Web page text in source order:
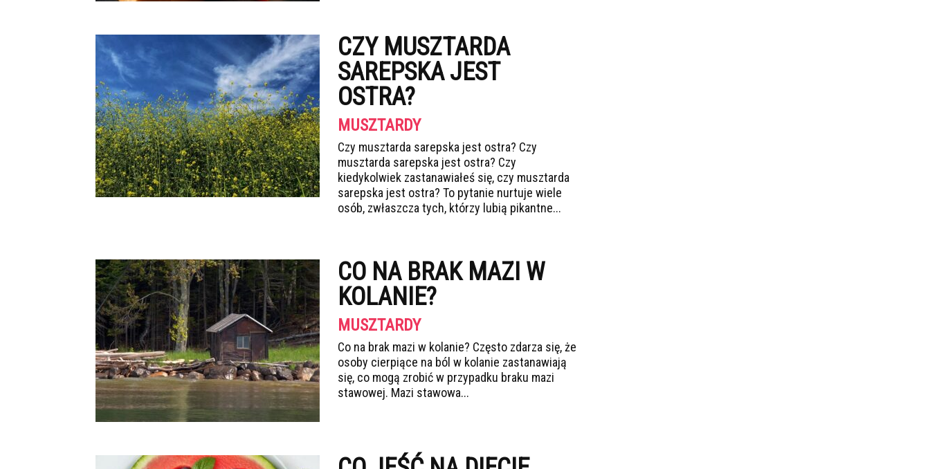
CZY MUSZTARDA
SAREPSKA JEST
OSTRA?
MUSZTARDY
Czy musztarda sarepska jest ostra? Czy
musztarda sarepska jest ostra? Czy
kiedykolwiek zastanawiałeś się, czy musztarda
sarepska jest ostra? To pytanie nurtuje wiele
osób, zwłaszcza tych, którzy lubią pikantne...
CO NA BRAK MAZI W
KOLANIE?
MUSZTARDY
Co na brak mazi w kolanie? Często zdarza się, że
osoby cierpiące na ból w kolanie zastanawiają
się, co mogą zrobić w przypadku braku mazi
stawowej. Mazi stawowa...